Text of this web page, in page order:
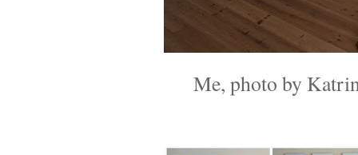
Me, photo by